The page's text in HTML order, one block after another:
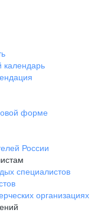
календарь
форме
России
специалистов
организациях